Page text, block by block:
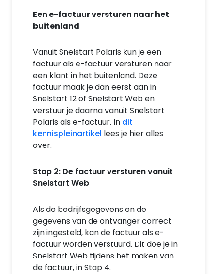
Een e-factuur versturen naar het
buitenland
Vanuit Snelstart Polaris kun je een
factuur als e-factuur versturen naar
een klant in het buitenland. Deze
factuur maak je dan eerst aan in
Snelstart 12 of Snelstart Web en
verstuur je daarna vanuit Snelstart
Polaris als e-factuur. In dit
kennispleinartikel lees je hier alles
over.
Stap 2: De factuur versturen vanuit
Snelstart Web
Als de bedrijfsgegevens en de
gegevens van de ontvanger correct
zijn ingesteld, kan de factuur als e-
factuur worden verstuurd. Dit doe je in
Snelstart Web tijdens het maken van
de factuur, in Stap 4.